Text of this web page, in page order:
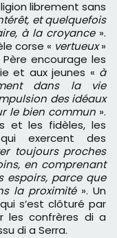
librement sans
et quelquefois
à la croyance ».
corse « vertueux»
encourage les
et aux jeunes « à
dans la vie
des idéaux
le bien commun ».
et les fidèles, les
exercent des
toujours proches
en comprenant
espoirs, parce que
la proximité ». Un
s’est clôturé par
les confrères di a
di a Serra.